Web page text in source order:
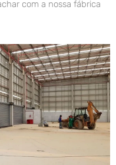
com a nossa fábrica